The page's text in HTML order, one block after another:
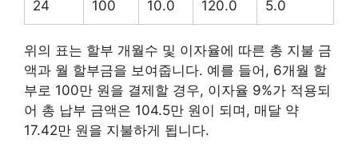
24 100 10.0 120.0 5.0
위의 표는 할부 개월수 및 이자율에 따른 총 지불 금
액과 월 할부금을 보여줍니다. 예를 들어, 6개월 할
부로 100만 원을 결제할 경우, 이자율 9%가 적용되
어 총 납부 금액은 104.5만 원이 되며, 매달 약
17.42만 원을 지불하게 됩니다.